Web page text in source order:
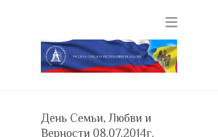
День Семьи, Любви и
Верности 08.07.2014г.